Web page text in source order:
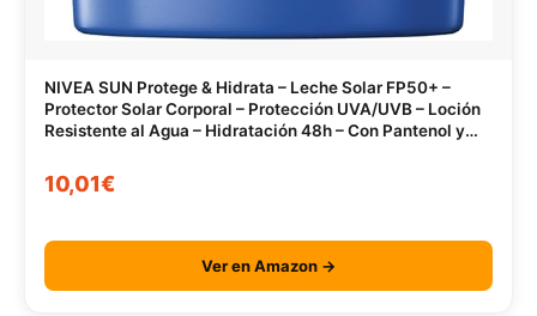
NIVEA SUN Protege & Hidrata – Leche Solar FP50+ –
Protector Solar Corporal – Protección UVA/UVB – Loción
Resistente al Agua – Hidratación 48h – Con Pantenol y
10,01€
Ver en Amazon →